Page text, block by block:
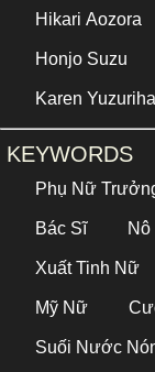
Hikari Aozora
Honjo Suzu
Karen Yuzuriha
KEYWORDS
Phụ Nữ
Bác Sĩ Nô
Xuất Tinh Nữ
Mỹ Nữ
Suối Nước